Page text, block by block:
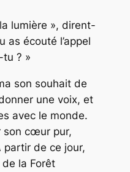
lumière », dirent-
as écouté l’appel
? »
son souhait de
une voix, et
avec le monde.
son cœur pur,
de ce jour,
la Forêt